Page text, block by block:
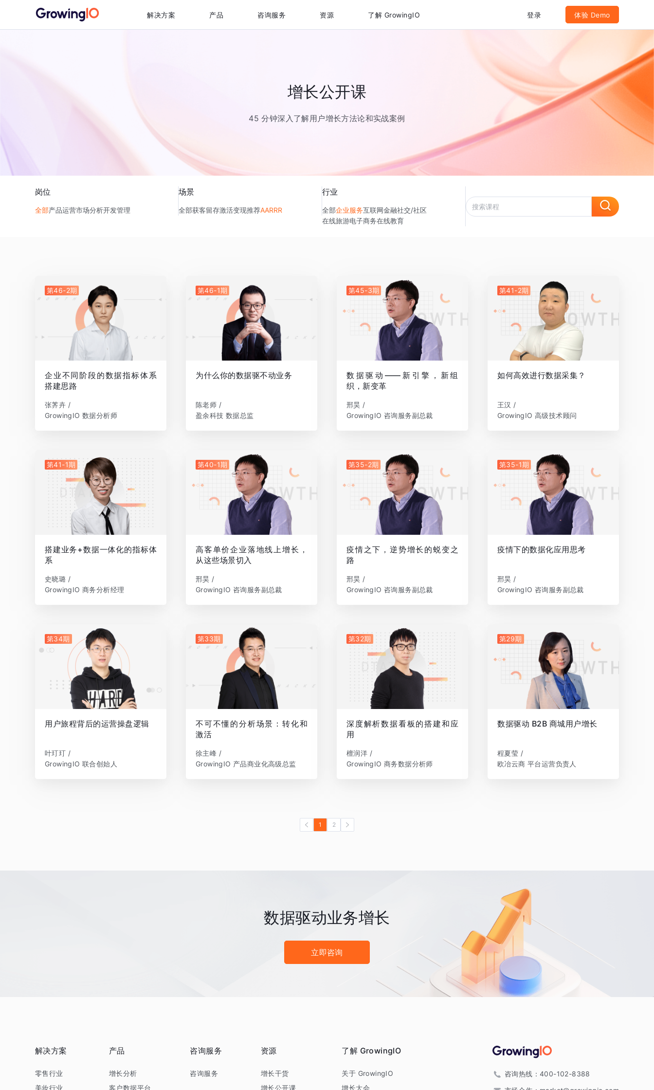
解决方案 产品 咨询服务 资源 了解 GrowingIO 登录 体验 Demo
增长公开课
45 分钟深入了解用户增长方法论和实战案例
岗位
全部产品运营市场分析开发管理
场景
全部获客留存激活变现推荐AARRR
行业
全部企业服务互联网金融社交/社区
在线旅游电子商务在线教育
第46-2期
企业不同阶段的数据指标体系
搭建思路
张荠卉 /
GrowingIO 数据分析师
第46-1期
为什么你的数据驱不动业务
陈老师 /
盈余科技 数据总监
第45-3期
数据驱动——新引擎，新组
织，新变革
邢昊 /
GrowingIO 咨询服务副总裁
第41-2期
如何高效进行数据采集？
王汉 /
GrowingIO 高级技术顾问
第41-1期
搭建业务+数据一体化的指标体
系
史晓璐 /
GrowingIO 商务分析经理
第40-1期
高客单价企业落地线上增长，
从这些场景切入
邢昊 /
GrowingIO 咨询服务副总裁
第35-2期
疫情之下，逆势增长的蜕变之
路
邢昊 /
GrowingIO 咨询服务副总裁
第35-1期
疫情下的数据化应用思考
邢昊 /
GrowingIO 咨询服务副总裁
第34期
用户旅程背后的运营操盘逻辑
叶玎玎 /
GrowingIO 联合创始人
第33期
不可不懂的分析场景：转化和
激活
徐主峰 /
GrowingIO 产品商业化高级总监
第32期
深度解析数据看板的搭建和应
用
檀润洋 /
GrowingIO 商务数据分析师
第29期
数据驱动 B2B 商城用户增长
程夏莹 /
欧冶云商 平台运营负责人
1 2
数据驱动业务增长
立即咨询
解决方案
零售行业
美妆行业
产品
增长分析
客户数据平台
咨询服务
咨询服务
资源
增长干货
增长公开课
了解 GrowingIO
关于 GrowingIO
增长大会
咨询热线： 400-102-8388